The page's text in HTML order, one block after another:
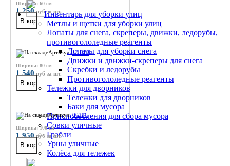
Инвентарь для уборки улиц
Метлы и щетки для уборки улиц
Лопаты для снега, скреперы, движки, ледорубы,
противогололедные реагенты
Лопаты для уборки снега
Движки и движки-скреперы для снега
Скребки и ледорубы
Противогололедные реагенты
Тележки для дворников
Тележки для дворников
Баки для мусора
Приспособления для сбора мусора
Совки уличные
Грабли
Урны уличные
Колёса для тележек
Ширина: 60 см
1 250рубза шт.
Артикул:13.220
Ширина: 80 см
1 540руб за шт.
Артикул:0021С
Ширина: 100 см
1 950руб за шт.